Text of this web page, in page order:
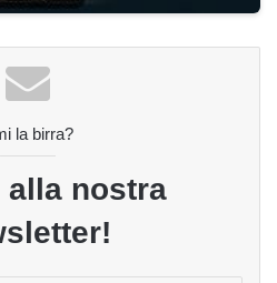
la birra?
nostra